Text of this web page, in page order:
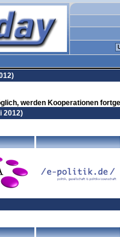
werden Kooperationen
2012)